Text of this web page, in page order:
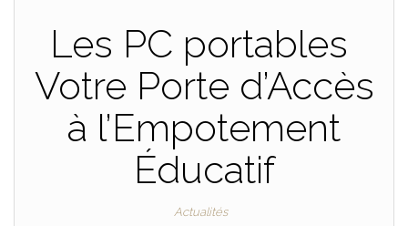
Les PC portables
Votre Porte d’Accès
à l’Empotement
Éducatif
Actualités